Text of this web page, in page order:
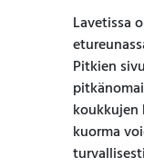
Lavetissa
Pitkien
kuorma